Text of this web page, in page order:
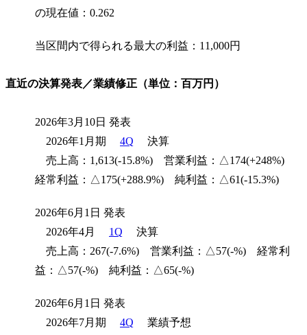
の現在値：0.262
当区間内で得られる最大の利益：11,000円
直近の決算発表／業績修正（単位：百万円）
2026年3月10日 発表
2026年1月期
4Q
決算
売上高：1,613(-15.8%) 営業利益：△174(+248%)
経常利益：△175(+288.9%) 純利益：△61(-15.3%)
2026年6月1日 発表
2026年4月
1Q
決算
売上高：267(-7.6%) 営業利益：△57(-%) 経常利
益：△57(-%) 純利益：△65(-%)
2026年6月1日 発表
2026年7月期
4Q
業績予想